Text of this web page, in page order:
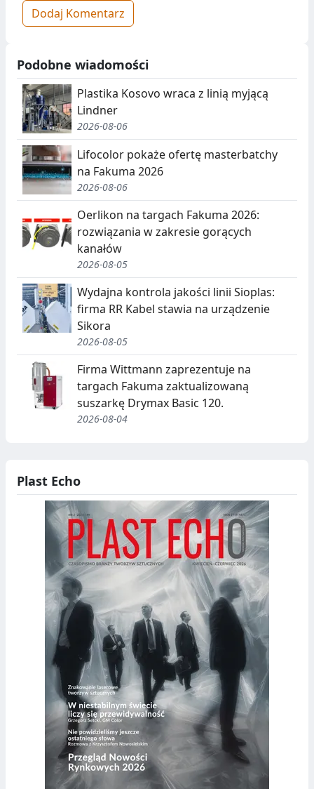
Dodaj Komentarz
Podobne wiadomości
Plastika Kosovo wraca z linią myjącą
Lindner
2026-08-06
Lifocolor pokaże ofertę masterbatchy
na Fakuma 2026
2026-08-06
Oerlikon na targach Fakuma 2026:
rozwiązania w zakresie gorących
kanałów
2026-08-05
Wydajna kontrola jakości linii Sioplas:
firma RR Kabel stawia na urządzenie
Sikora
2026-08-05
Firma Wittmann zaprezentuje na
targach Fakuma zaktualizowaną
suszarkę Drymax Basic 120.
2026-08-04
Plast Echo